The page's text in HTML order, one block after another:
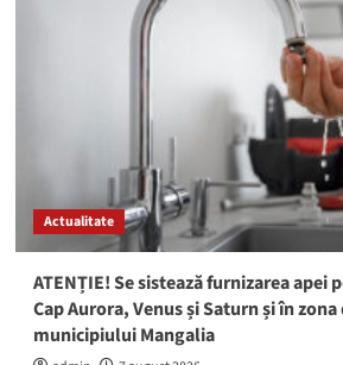
Actualitate
ATENȚIE! Se sistează furnizarea apei
Cap Aurora, Venus și Saturn și în zona
municipiului Mangalia